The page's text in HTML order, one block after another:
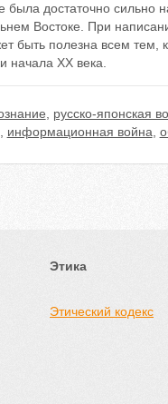
была достаточно
Востоке. При
быть полезна всем тем,
начала XX века.
русско-японская
информационная война
Этика
Этический кодекс